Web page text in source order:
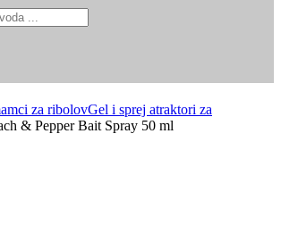
za ribolovGel i sprej atraktori za
& Pepper Bait Spray 50 ml